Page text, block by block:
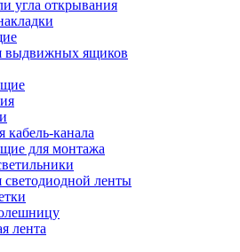
угла открывания
выдвижных ящиков
кабель-канала
для монтажа
ленты
лента